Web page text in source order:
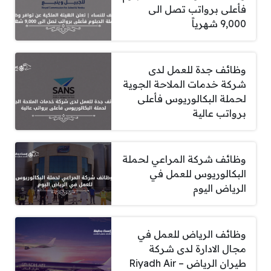
فأعلى برواتب تصل الى
9,000 شهرياً
وظائف جدة للعمل لدى
شركة خدمات الملاحة الجوية
لحملة البكالوريوس فأعلى
برواتب عالية
وظائف شركة المراعي لحملة
البكالوريوس للعمل في
الرياض اليوم
وظائف الرياض للعمل في
مجال الادارة لدى شركة
طيران الرياض – Riyadh Air